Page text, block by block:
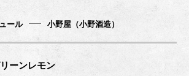
ール 小野屋（小野酒造）
ーンレモン